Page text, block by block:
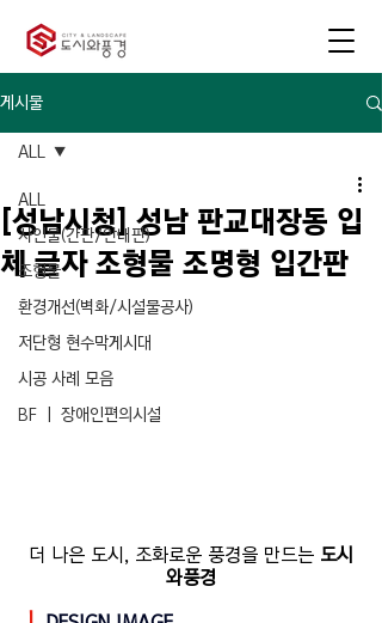
게시물
ALL
사인물(간판/안내판)
조형물
환경개선(벽화/시설물공사)
저단형 현수막게시대
시공 사례 모음
BF ㅣ 장애인편의시설
ALL
[성남시청] 성남 판교대장동 입
체 글자 조형물 조명형 입간판
더 나은 도시, 조화로운 풍경을 만드는 도시
와풍경